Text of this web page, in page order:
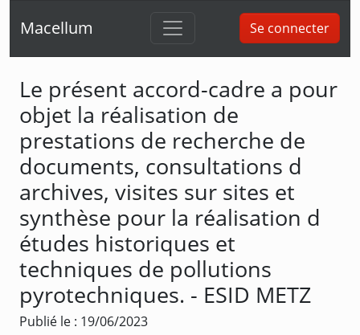
Macellum Se connecter
Le présent accord-cadre a pour
objet la réalisation de
prestations de recherche de
documents, consultations d
archives, visites sur sites et
synthèse pour la réalisation d
études historiques et
techniques de pollutions
pyrotechniques. - ESID METZ
Publié le : 19/06/2023